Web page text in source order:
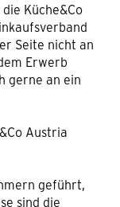
Küche&Co
Seite nicht an
Erwerb
gerne an ein
Austria
geführt,
sind die